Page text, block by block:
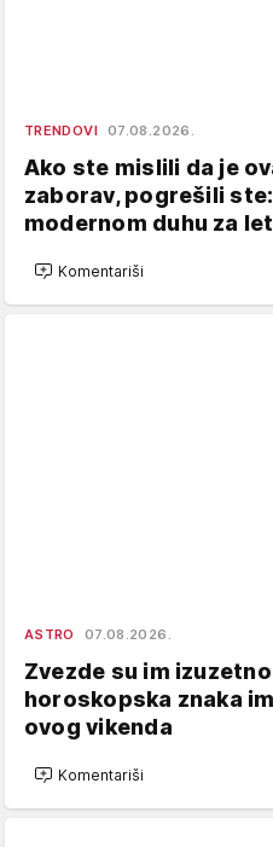
TRENDOVI 07.08.2026.
Ako ste mislili da je
zaborav, pogrešili
modernom duhu za
Komentariši
ASTRO 07.08.2026.
Zvezde su im
horoskopska znaka
ovog vikenda
Komentariši